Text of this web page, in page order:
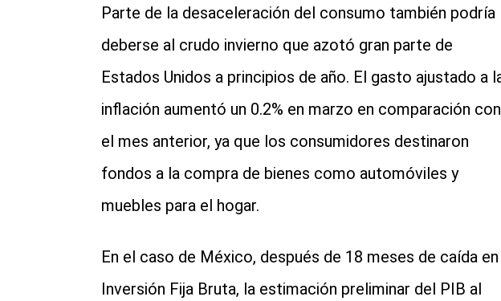
Parte de la desaceleración del consumo también podría
deberse al crudo invierno que azotó gran parte de
Estados Unidos a principios de año. El gasto ajustado a
inflación aumentó un 0.2% en marzo en comparación con
el mes anterior, ya que los consumidores destinaron
fondos a la compra de bienes como automóviles y
muebles para el hogar.
En el caso de México, después de 18 meses de caída
Inversión Fija Bruta, la estimación preliminar del PIB al